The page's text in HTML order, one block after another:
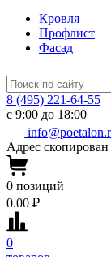
Кровля
Профлист
Фасад
8 (495) 221-64-55
с 9:00 до 18:00
Адрес скопирован
0 позиций
0.00 ₽
0